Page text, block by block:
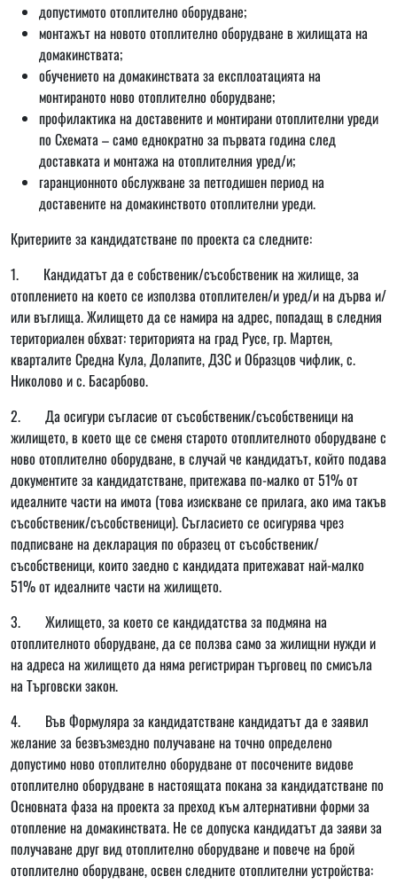
допустимото отоплително оборудване;
монтажът на новото отоплително оборудване в жилищата на
домакинствата;
обучението на домакинствата за експлоатацията на
монтираното ново отоплително оборудване;
профилактика на доставените и монтирани отоплителни уреди
по Схемата – само еднократно за първата година след
доставката и монтажа на отоплителния уред/и;
гаранционното обслужване за петгодишен период на
доставените на домакинството отоплителни уреди.
Критериите за кандидатстване по проекта са следните:
1. Кандидатът да е собственик/съсобственик на жилище, за
отоплението на което се използва отоплителен/и уред/и на дърва и/
или въглища. Жилището да се намира на адрес, попадащ в следния
териториален обхват: територията на град Русе, гр. Мартен,
кварталите Средна Кула, Долапите, ДЗС и Образцов чифлик, с.
Николово и с. Басарбово.
2. Да осигури съгласие от съсобственик/съсобственици на
жилището, в което ще се сменя старото отоплителното оборудване с
ново отоплително оборудване, в случай че кандидатът, който подава
документите за кандидатстване, притежава по-малко от 51% от
идеалните части на имота (това изискване се прилага, ако има такъв
съсобственик/съсобственици). Съгласието се осигурява чрез
подписване на декларация по образец от съсобственик/
съсобственици, които заедно с кандидата притежават най-малко
51% от идеалните части на жилището.
3. Жилището, за което се кандидатства за подмяна на
отоплителното оборудване, да се ползва само за жилищни нужди и
на адреса на жилището да няма регистриран търговец по смисъла
на Търговски закон.
4. Във Формуляра за кандидатстване кандидатът да е заявил
желание за безвъзмездно получаване на точно определено
допустимо ново отоплително оборудване от посочените видове
отоплително оборудване в настоящата покана за кандидатстване по
Основната фаза на проекта за преход към алтернативни форми за
отопление на домакинствата. Не се допуска кандидатът да заяви за
получаване друг вид отоплително оборудване и повече на брой
отоплително оборудване, освен следните отоплителни устройства: